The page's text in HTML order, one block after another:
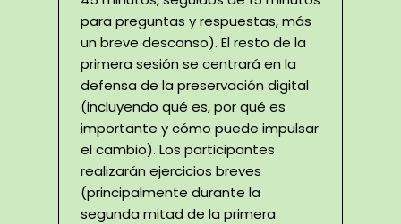
para preguntas y respuestas, más
un breve descanso). El resto de la
primera sesión se centrará en la
defensa de la preservación digital
(incluyendo qué es, por qué es
importante y cómo puede impulsar
el cambio). Los participantes
realizarán ejercicios breves
(principalmente durante la
segunda mitad de la primera